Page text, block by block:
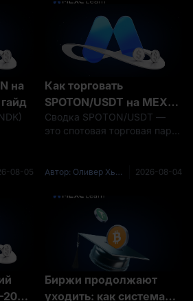
на
для
08-05
Как торговать
SPOTON/USDT на MEXC:
пошаговый гайд
Сводка SPOTON/USDT —
это спотовая торговая пара
требованиям пользователям
токенизированный продукт
Спотифая от Ондо с
использованием USDT.
Автор: Оливер Хьюз (Oliver Hughes) 2026-08-04
Биржи продолжают
уходить: как система